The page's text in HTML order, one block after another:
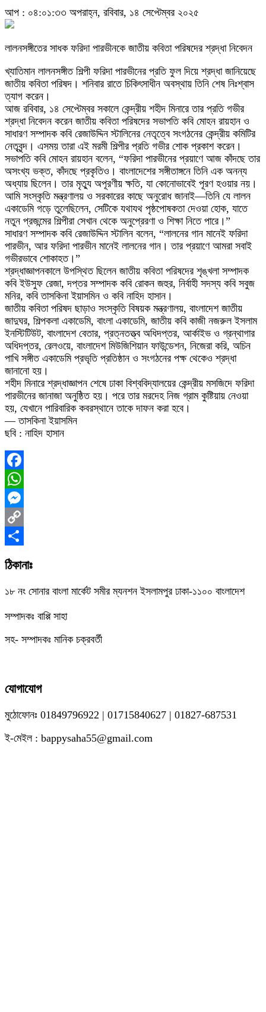
আপ : ০৪:০১:৩৩ অপরাহ্ন, রবিবার, ১৪ সেপ্টেম্বর ২০২৫
লালনসঙ্গীতের সাধক ফরিদা পারভীনকে জাতীয় কবিতা পরিষদের শ্রদ্ধা নিবেদন
খ্যাতিমান লালনসঙ্গীত শিল্পী ফরিদা পারভীনের প্রতি ফুল দিয়ে শ্রদ্ধা জানিয়েছে
জাতীয় কবিতা পরিষদ। শনিবার রাতে চিকিৎসাধীন অবস্থায় তিনি শেষ নিঃশ্বাস
ত্যাগ করেন।
আজ রবিবার, ১৪ সেপ্টেম্বর সকালে কেন্দ্রীয় শহীদ মিনারে তার প্রতি গভীর
শ্রদ্ধা নিবেদন করেন জাতীয় কবিতা পরিষদের সভাপতি কবি মোহন রায়হান ও
সাধারণ সম্পাদক কবি রেজাউদ্দিন স্টালিনের নেতৃত্বে সংগঠনের কেন্দ্রীয় কমিটির
নেতৃবৃন্দ। এসময় তারা এই মরমী শিল্পীর প্রতি গভীর শোক প্রকাশ করেন।
সভাপতি কবি মোহন রায়হান বলেন, “ফরিদা পারভীনের প্রয়াণে আজ কাঁদছে তার
অসংখ্য ভক্ত, কাঁদছে প্রকৃতিও। বাংলাদেশের সঙ্গীতাঙ্গনে তিনি এক অনন্য
অধ্যায় ছিলেন। তার মৃত্যু অপূরণীয় ক্ষতি, যা কোনোভাবেই পূরণ হওয়ার নয়।
আমি সংস্কৃতি মন্ত্রণালয় ও সরকারের কাছে অনুরোধ জানাই—তিনি যে লালন
একাডেমি গড়ে তুলেছিলেন, সেটিকে যথাযথ পৃষ্ঠপোষকতা দেওয়া হোক, যাতে
নতুন প্রজন্মের শিল্পীরা সেখান থেকে অনুপ্রেরণা ও শিক্ষা নিতে পারে।”
সাধারণ সম্পাদক কবি রেজাউদ্দিন স্টালিন বলেন, “লালনের গান মানেই ফরিদা
পারভীন, আর ফরিদা পারভীন মানেই লালনের গান। তার প্রয়াণে আমরা সবাই
গভীরভাবে শোকাহত।”
শ্রদ্ধাজ্ঞাপনকালে উপস্থিত ছিলেন জাতীয় কবিতা পরিষদের শৃঙ্খলা সম্পাদক
কবি ইউসুফ রেজা, দপ্তর সম্পাদক কবি রোকন জহুর, নির্বাহী সদস্য কবি সবুজ
মনির, কবি তাসকিনা ইয়াসমিন ও কবি নাহিদ হাসান।
জাতীয় কবিতা পরিষদ ছাড়াও সংস্কৃতি বিষয়ক মন্ত্রণালয়, বাংলাদেশ জাতীয়
জাদুঘর, শিল্পকলা একাডেমি, বাংলা একাডেমি, জাতীয় কবি কাজী নজরুল ইসলাম
ইনস্টিটিউট, বাংলাদেশ বেতার, প্রত্নতত্ত্ব অধিদপ্তর, আর্কাইভ ও গ্রন্থাগার
অধিদপ্তর, রেলওয়ে, বাংলাদেশ মিউজিশিয়ান ফাউন্ডেশন, নিজেরা করি, অচিন
পাখি সঙ্গীত একাডেমি প্রভৃতি প্রতিষ্ঠান ও সংগঠনের পক্ষ থেকেও শ্রদ্ধা
জানানো হয়।
শহীদ মিনারে শ্রদ্ধাজ্ঞাপন শেষে ঢাকা বিশ্ববিদ্যালয়ের কেন্দ্রীয় মসজিদে ফরিদা
পারভীনের জানাজা অনুষ্ঠিত হয়। পরে তার মরদেহ নিজ গ্রাম কুষ্টিয়ায় নেওয়া
হয়, যেখানে পারিবারিক কবরস্থানে তাকে দাফন করা হবে।
— তাসকিনা ইয়াসমিন
ছবি : নাহিদ হাসান
Facebook
WhatsApp
Messenger
Copy
ঠিকানাঃ
১৮ নং সোনার বাংলা মার্কেট সমীর ম্যনশন ইসলামপুর ঢাকা-১১০০ বাংলাদেশ
সম্পাদকঃ বাপ্পি সাহা
সহ- সম্পাদকঃ মানিক চক্রবর্তী
যোগাযোগ
মুঠোফোনঃ 01849796922 | 01715840627 | 01827-687531
ই-মেইল : bappysaha55@gmail.com